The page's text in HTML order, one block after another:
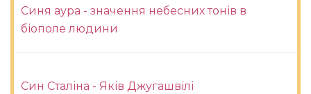
Синя аура - значення небесних тонів в
біополе людини
Син Сталіна - Яків Джугашвілі